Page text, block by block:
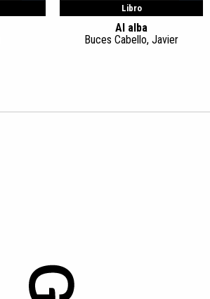
Libro
Al alba
Buces Cabello, Javier